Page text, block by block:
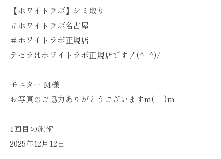
【ホワイトラボ】シミ取り
＃ホワイトラボ名古屋
＃ホワイトラボ正規店
テセラはホワイトラボ正規店です！(^_^)/
モニター M様
お写真のご協力ありがとうございますm(__)m
1回目の施術
2025年12月12日